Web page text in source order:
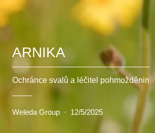
ARNIKA
Ochránce svalů a léčitel pohmožděnin
Weleda Group · 12/5/2025